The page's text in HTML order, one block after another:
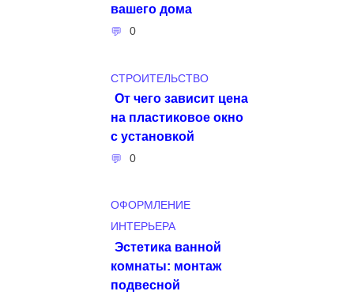
вашего дома
0
СТРОИТЕЛЬСТВО
От чего зависит цена
на пластиковое окно
с установкой
0
ОФОРМЛЕНИЕ
ИНТЕРЬЕРА
Эстетика ванной
комнаты: монтаж
подвесной